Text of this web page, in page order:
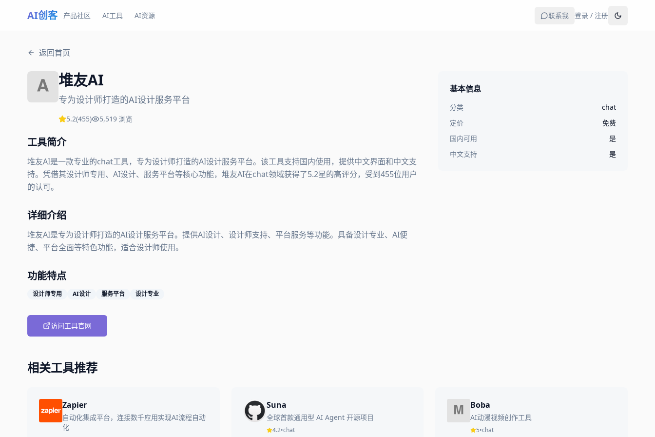
AI创客 产品社区 AI工具 AI资源 联系我 登录 / 注册
返回首页
堆友AI
专为设计师打造的AI设计服务平台
5.2(455) 5,519 浏览
工具简介
堆友AI是一款专业的chat工具，专为设计师打造的AI设计服务平台。该工具支持国内使用，提供中文界面和中文支
持。凭借其设计师专用、AI设计、服务平台等核心功能，堆友AI在chat领域获得了5.2星的高评分，受到455位用户
的认可。
详细介绍
堆友AI是专为设计师打造的AI设计服务平台。提供AI设计、设计师支持、平台服务等功能。具备设计专业、AI便
捷、平台全面等特色功能，适合设计师使用。
功能特点
设计师专用 AI设计 服务平台 设计专业
访问工具官网
基本信息
分类
chat
定价
免费
国内可用
是
中文支持
是
相关工具推荐
Zapier
自动化集成平台，连接数千应用实现AI流程自动
化
Suna
全球首款通用型 AI Agent 开源项目
4.2•chat
Boba
AI动漫视频创作工具
5•chat